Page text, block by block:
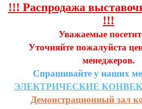
!!! Распродажа
!!!
Уважаемые
Уточняйте пожалуйста
менеджеров.
Спрашивайте у наших
ЭЛЕКТРИЧЕСКИЕ
Демонстрационный зал